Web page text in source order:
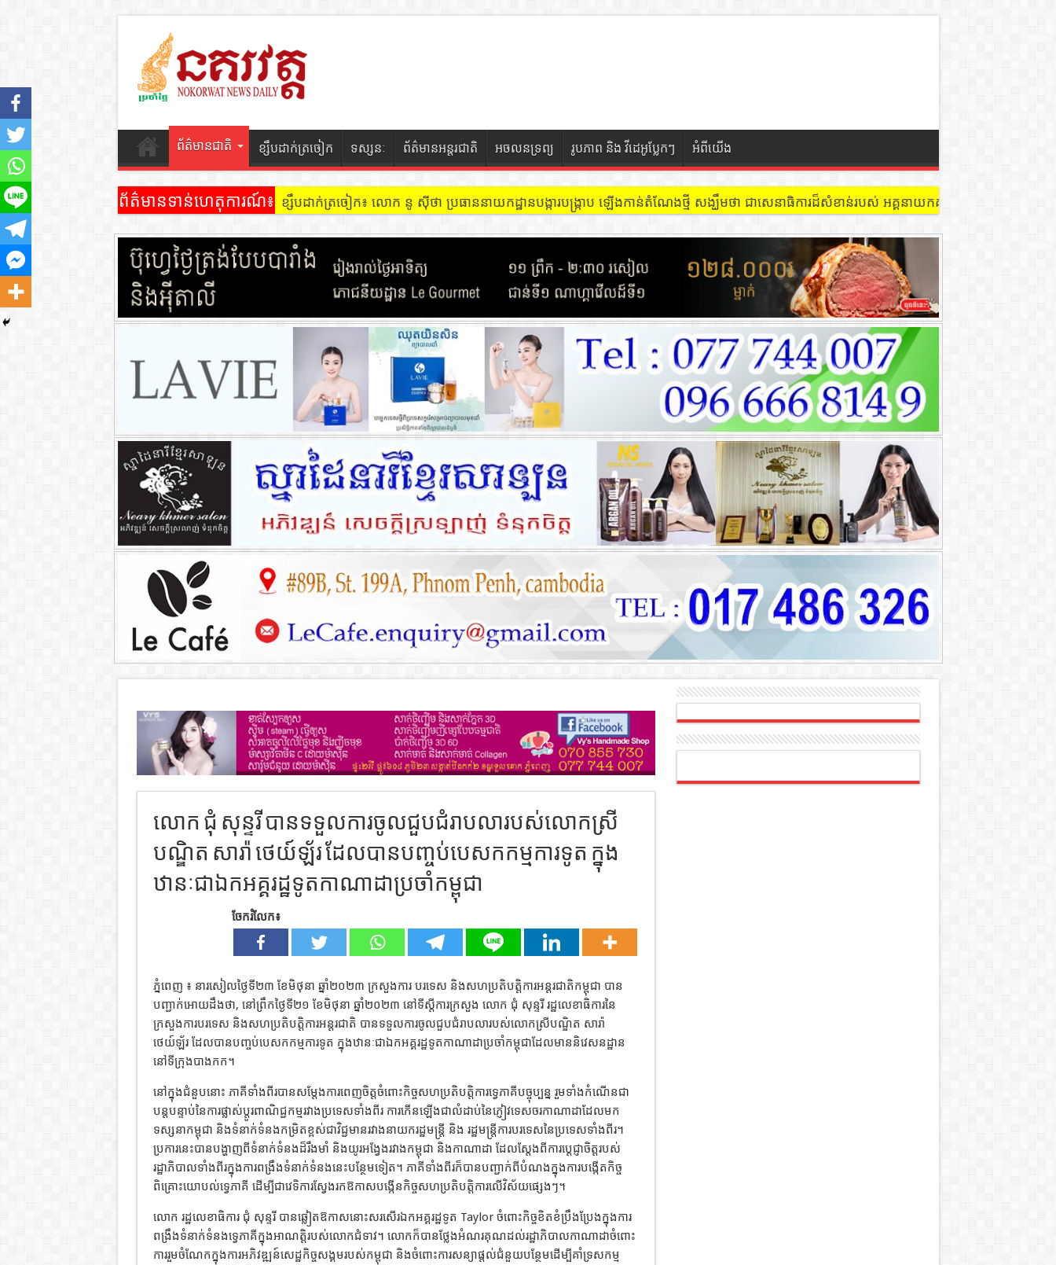
ព័ត៌មានជាតិ ខ្សឹបដាក់ត្រចៀក ទស្សនៈ ព័ត៌មានអន្តរជាតិ អចលនទ្រព្យ រូបភាព និង វីដេអូប្លែកៗ អំពីយើង
ព័ត៌មានទាន់ហេតុការណ៍៖ ខ្សឹបដាក់ត្រចៀក ៖ អគារ Sky 31 នៅខណ្ឌទួលគោក មានអ្នកជួលបន្ទប់បើកល្បែងសុីសង នៅជាន់ទី៩ បន្ទប់ ៩០២ !
លោក ជុំ សុន្ទរី បានទទួលការចូលជួបជំរាបលារបស់លោកស្រី
បណ្ឌិត សារ៉ា ថេយ៍ឡ័រ ដែល​បានបញ្ចប់បេសកកម្មការទូត ក្នុង
ឋានៈជា​ឯកអគ្គរដ្ឋទូតកាណាដាប្រចាំកម្ពុជា
ចែករំលែក៖
ភ្នំពេញ ៖ នារសៀលថ្ងៃទី២៣ ខែមិថុនា ឆ្នាំ២០២៣ ក្រសួងការ បរទេស និងសហប្រតិបត្តិការអន្តរជាតិកម្ពុជា បាន
បញ្ជាក់អោយដឹងថា, នៅព្រឹកថ្ងៃទី២១ ខែមិថុនា ឆ្នាំ២០២៣ នៅទីស្តីការក្រសួង លោក ជុំ សុន្ទរី រដ្ឋលេខាធិការនៃ
ក្រសួងការបរទេស និងសហប្រតិបត្តិការអន្តរជាតិ បានទទួលការចូលជួបជំរាបលារបស់លោកស្រីបណ្ឌិត សារ៉ា
ថេយ៍ឡ័រ ដែល​បានបញ្ចប់បេសកកម្មការទូត ក្នុងឋានៈជា​ឯកអគ្គរដ្ឋទូតកាណាដាប្រចាំកម្ពុជាដែល​មាននិវេសនដ្ឋាន
នៅទីក្រុងបាងកក។
នៅក្នុង​ជំនួបនោះ​​ ភាគីទាំងពីរបានសម្តែងការពេញចិត្តចំពោះកិច្ចសហប្រតិបត្តិការទ្វេភាគីបច្ចុប្បន្ន រួមទាំងកំណើនជា
បន្តបន្ទាប់​នៃការផ្លាស់ប្តូរពាណិជ្ជកម្មរវាងប្រទេសទាំងពីរ ការកើនឡើងជាលំដាប់នៃភ្ញៀវទេសចរកាណាដាដែលមក
ទស្សនាកម្ពុជា និងទំនាក់ទំនងកម្រិតខ្ពស់ជាវិជ្ជមានរវាងនាយករដ្ឋមន្ត្រី និង រដ្ឋមន្ត្រី​ការបរទេសនៃប្រទេសទាំងពីរ។
ប្រការនេះបានបង្ហាញពីទំនាក់ទំនងដ៏រឹងមាំ និងយូរអង្វែងរវាងកម្ពុជា និងកាណាដា ដែលស្តែងពី​​ការប្តេជ្ញាចិត្តរបស់
រដ្ឋាភិបាលទាំងពីរក្នុងការពង្រឹងទំនាក់ទំនងនេះបន្ថែមទៀត។ ភាគីទាំងពីរ​ក៏បានបញ្ជាក់ពី​បំណង​ក្នុងការបង្កើតកិច្ច​
ពិគ្រោះយោបល់ទ្វេភាគី ដើម្បីជាវេទិការស្វែងរកឱកាសបង្កើនកិច្ចសហប្រតិបត្តិការលើវិស័យផ្សេងៗ។
លោក ​រដ្ឋលេខាធិការ ជុំ សុន្ទរី បានឆ្លៀតឱកាសនោះ​សរសើរឯកអគ្គរដ្ឋទូត Taylor ចំពោះកិច្ចខិតខំប្រឹងប្រែងក្នុងការ
ពង្រឹងទំនាក់ទំនងទ្វេភាគីក្នុងអាណត្តិរបស់លោកជំទាវ​។ លោកក៏បានថ្លែងអំណរគុណដល់​រដ្ឋាភិបាលកាណាដាចំពោះ
ការរួមចំណែកក្នុងការអភិវឌ្ឍន៍សេដ្ឋកិ​ច្ចសង្គមរបស់កម្ពុជា និងចំពោះ​ការ​សន្យាផ្តល់ជំនួយបន្ថែមដើម្បីគាំទ្រសកម្ម